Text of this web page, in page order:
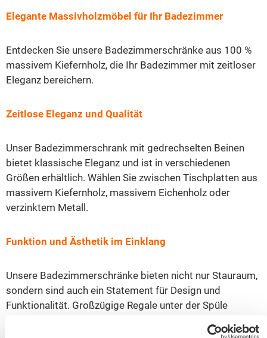
Elegante Massivholzmöbel für Ihr Badezimmer
Entdecken Sie unsere Badezimmerschränke aus 100 %
massivem Kiefernholz, die Ihr Badezimmer mit zeitloser
Eleganz bereichern.
Zeitlose Eleganz und Qualität
Unser Badezimmerschrank mit gedrechselten Beinen
bietet klassische Eleganz und ist in verschiedenen
Größen erhältlich. Wählen Sie zwischen Tischplatten aus
massivem Kiefernholz, massivem Eichenholz oder
verzinktem Metall.
Funktion und Ästhetik im Einklang
Unsere Badezimmerschränke bieten nicht nur Stauraum,
sondern sind auch ein Statement für Design und
Funktionalität. Großzügige Regale unter der Spüle